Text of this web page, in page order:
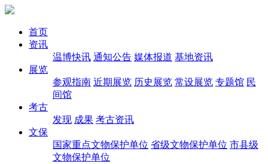
首页
资讯
温博快讯 通知公告 媒体报道 基地资讯
展览
参观指南 近期展览 历史展览 常设展览 专题馆 民
间馆
考古
发现 成果 考古资讯
文保
国家重点文物保护单位 省级文物保护单位 市县级
文物保护单位